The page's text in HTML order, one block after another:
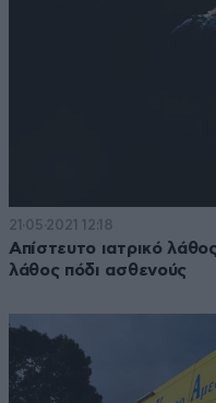
21·05·2021 12:18
Απίστευτο ιατρικό
λάθος πόδι ασθενούς